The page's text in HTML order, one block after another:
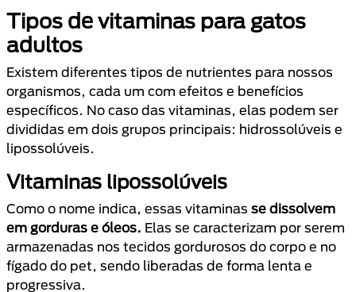
Tipos de vitaminas para gatos
adultos
Existem diferentes tipos de nutrientes para nossos
organismos, cada um com efeitos e benefícios
específicos. No caso das vitaminas, elas podem ser
divididas em dois grupos principais: hidrossolúveis e
lipossolúveis.
Vitaminas lipossolúveis
Como o nome indica, essas vitaminas se dissolvem
em gorduras e óleos. Elas se caracterizam por serem
armazenadas nos tecidos gordurosos do corpo e no
fígado do pet, sendo liberadas de forma lenta e
progressiva.